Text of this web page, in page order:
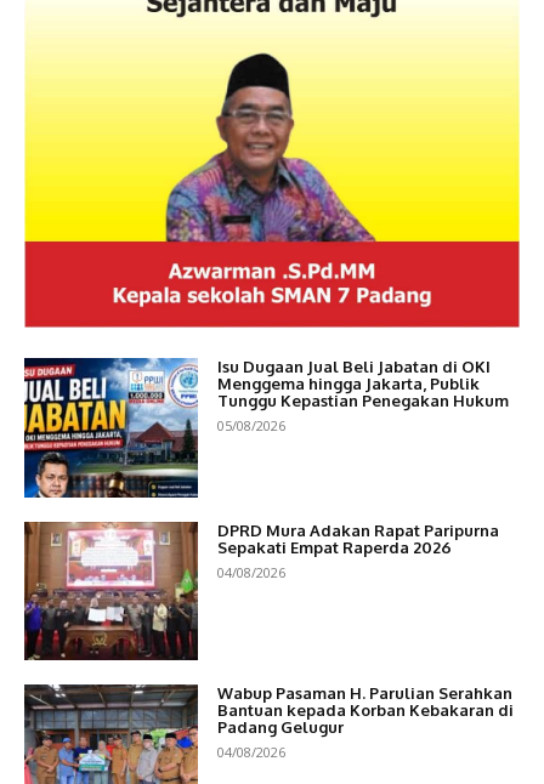
Isu Dugaan Jual Beli Jabatan di OKI
Menggema hingga Jakarta, Publik
Tunggu Kepastian Penegakan Hukum
05/08/2026
DPRD Mura Adakan Rapat Paripurna
Sepakati Empat Raperda 2026
04/08/2026
Wabup Pasaman H. Parulian Serahkan
Bantuan kepada Korban Kebakaran di
Padang Gelugur
04/08/2026